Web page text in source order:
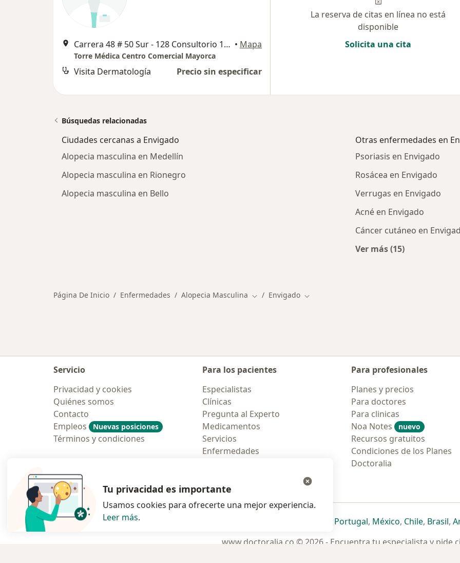
Carrera 48 # 50 Sur - 128 Consultorio 1110-1112, Sabaneta • Mapa
Torre Médica Centro Comercial Mayorca
Visita Dermatología Precio sin especificar
La reserva de citas en línea no está
disponible
Solicita una cita
Búsquedas relacionadas
Ciudades cercanas a Envigado
Alopecia masculina en Medellín
Alopecia masculina en Rionegro
Alopecia masculina en Bello
Otras enfermedades en
Psoriasis en Envigado
Rosácea en Envigado
Verrugas en Envigado
Acné en Envigado
Cáncer cutáneo en
Ver más (15)
Página De Inicio Enfermedades Alopecia Masculina Cambiar de ciudad
Envigado Cambiar de ciudad
Servicio
Privacidad y cookies
Quiénes somos
Contacto
Empleos
Nuevas posiciones
Términos y condiciones
Para los pacientes
Especialistas
Clínicas
Pregunta al Experto
Medicamentos
Servicios
Enfermedades
Para profesionales
Planes y precios
Para doctores
Para clinicas
Noa Notes
nuevo
Recursos gratuitos
Condiciones de los Planes
Doctoralia
Polska se abre en una nueva pestaña
se abre en una nueva pestaña
se abre en una nueva pestaña
se abre en una nueva pestaña
Portugalse abre en una nueva
, Méxicose abre en una
, Chilese abre
, Brasilse
,
www.doctoralia.co © 2026 - Encuentra tu especialista y pide
Tu privacidad es importante
Usamos cookies para ofrecerte una mejor experiencia.
Leer más.